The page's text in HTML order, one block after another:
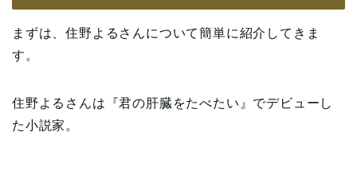
まずは、住野よるさんについて簡単に紹介してきま
す。
住野よるさんは『君の肝臓をたべたい』でデビューし
た小説家。